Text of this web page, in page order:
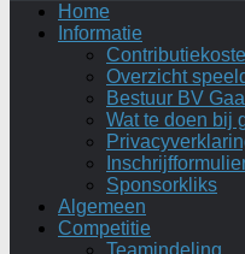
Home
Informatie
Overzicht
Bestuur BV
Wat te doen bij
Sponsorkliks
Algemeen
Competitie
Teamindeling